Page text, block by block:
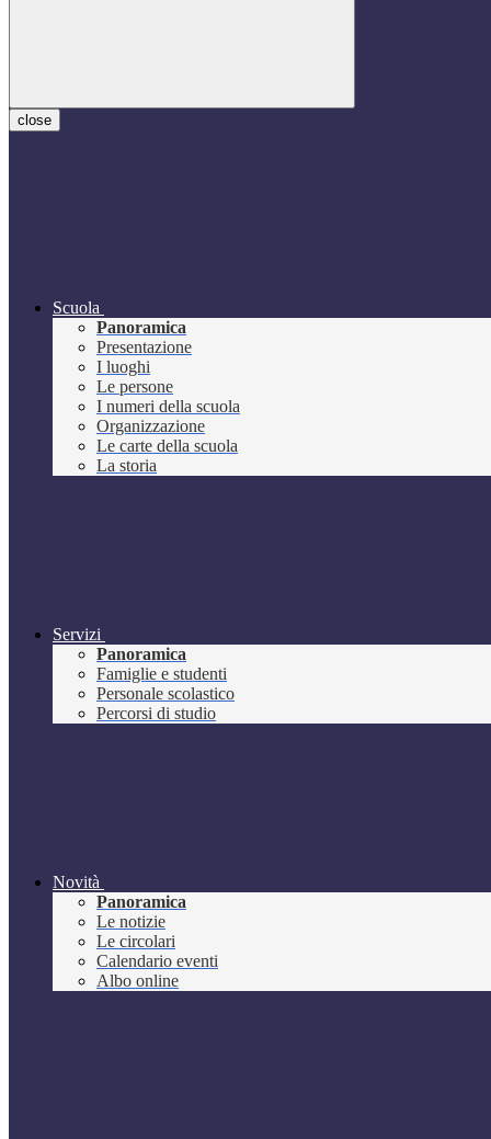
close
Scuola
Panoramica
Presentazione
I luoghi
Le persone
I numeri della scuola
Organizzazione
Le carte della scuola
La storia
Servizi
Panoramica
Famiglie e studenti
Personale scolastico
Percorsi di studio
Novità
Panoramica
Le notizie
Le circolari
Calendario eventi
Albo online